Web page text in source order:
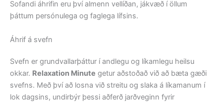
Sofandi áhrifin eru því almenn vellíðan, jákvæð í öllum
þáttum persónulega og faglega lífsins.
Áhrif á svefn
Svefn er grundvallarþáttur í andlegu og líkamlegu heilsu
okkar. Relaxation Minute getur aðstoðað við að bæta gæði
svefns. Með því að losna við streitu og slaka á líkamanum í
lok dagsins, undirbýr þessi aðferð jarðveginn fyrir